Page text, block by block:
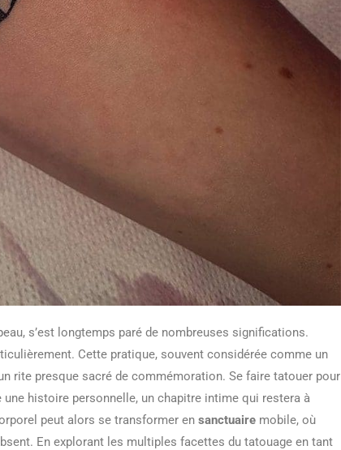
s’est longtemps paré de nombreuses significations.
Cette pratique, souvent considérée comme un
rite presque sacré de commémoration. Se faire tatouer pour
une histoire personnelle, un chapitre intime qui restera à
peut alors se transformer en sanctuaire mobile, où
En explorant les multiples facettes du tatouage en tant